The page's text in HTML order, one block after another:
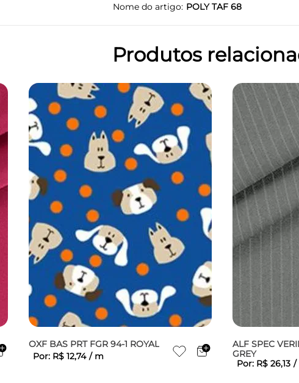
Nome do artigo POLY TAF 68
Produtos
OXF BAS PRT FGR 94-1 ROYAL
Por: R$ 12,74 / m
ALF SPEC
GREY
Por: R$ 26,13 /